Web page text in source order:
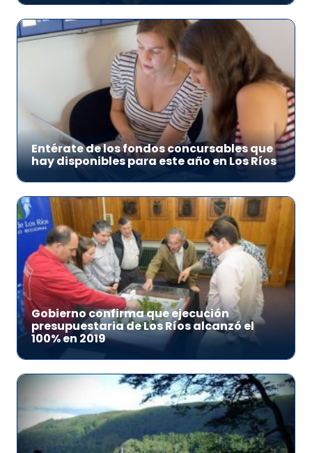
Entérate de los fondos concursables que
hay disponibles para este año en Los Ríos
Gobierno confirma que ejecución
presupuestaria de Los Ríos alcanzó el
100% en 2019